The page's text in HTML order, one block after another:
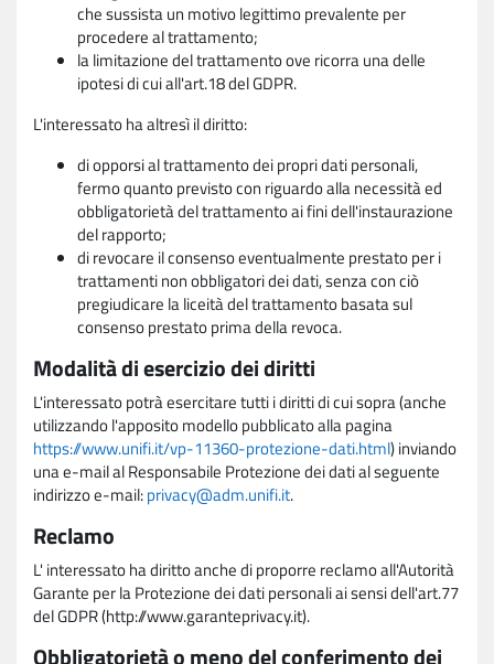
che sussista un motivo legittimo prevalente per
procedere al trattamento;
la limitazione del trattamento ove ricorra una delle
ipotesi di cui all'art.18 del GDPR.
L'interessato ha altresì il diritto:
di opporsi al trattamento dei propri dati personali,
fermo quanto previsto con riguardo alla necessità ed
obbligatorietà del trattamento ai fini dell'instaurazione
del rapporto;
di revocare il consenso eventualmente prestato per i
trattamenti non obbligatori dei dati, senza con ciò
pregiudicare la liceità del trattamento basata sul
consenso prestato prima della revoca.
Modalità di esercizio dei diritti
L'interessato potrà esercitare tutti i diritti di cui sopra (anche
utilizzando l'apposito modello pubblicato alla pagina
https://www.unifi.it/vp-11360-protezione-dati.html) inviando
una e-mail al Responsabile Protezione dei dati al seguente
indirizzo e-mail:privacy@adm.unifi.it.
Reclamo
L' interessato ha diritto anche di proporre reclamo all'Autorità
Garante per la Protezione dei dati personali ai sensi dell'art.77
del GDPR (http://www.garanteprivacy.it).
Obbligatorietà o meno del conferimento dei